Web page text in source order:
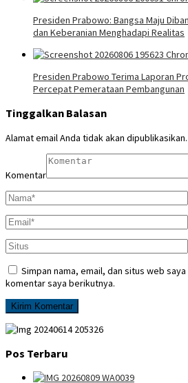
Presiden Prabowo: Bangsa Maju
dan Keberanian Menghadapi Realitas
Presiden Prabowo Terima Laporan
Percepat Pemerataan Pembangunan
Tinggalkan Balasan
Alamat email Anda tidak akan dipublikasikan.
Komentar
Simpan nama, email, dan situs web
komentar saya berikutnya.
Pos Terbaru